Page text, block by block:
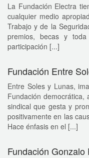
La Fundación Electra
cualquier medio
Trabajo y de la
premios, becas y
participación [...]
Fundación Entre
Entre Soles y Lunas,
Fundación democrática,
sindical que gesta y
positivamente en las
Hace énfasis en el [...]
Fundación